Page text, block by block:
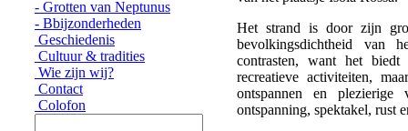
- Grotten van Neptunus
- Bbijzonderheden
Geschiedenis
Cultuur & tradities
Wie zijn wij?
Contact
Colofon
Het strand is door zijn
bevolkingsdichtheid van
contrasten, want het
recreatieve activiteiten,
ontspannen en plezierige
ontspanning, spektakel, rust